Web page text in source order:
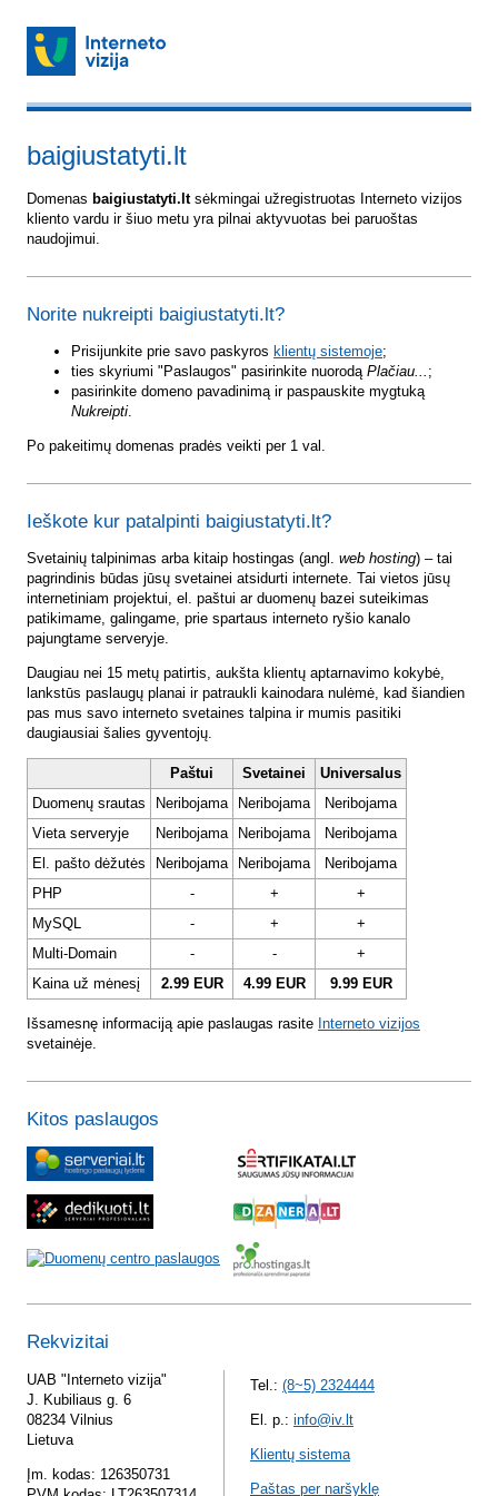
baigiustatyti.lt
Domenas baigiustatyti.ltsėkmingai užregistruotas Interneto vizijos
kliento vardu ir šiuo metu yra pilnai aktyvuotas bei paruoštas
naudojimui.
Norite nukreipti baigiustatyti.lt?
Prisijunkite prie savo paskyros klientų sistemoje;
ties skyriumi "Paslaugos" pasirinkite nuorodą Plačiau... ;
pasirinkite domeno pavadinimą ir paspauskite mygtuką
Nukreipti.
Po pakeitimų domenas pradės veikti per 1 val.
Ieškote kur patalpinti baigiustatyti.lt?
Svetainių talpinimas arba kitaip hostingas (angl. web hosting) – tai
pagrindinis būdas jūsų svetainei atsidurti internete. Tai vietos jūsų
internetiniam projektui, el. paštui ar duomenų bazei suteikimas
patikimame, galingame, prie spartaus interneto ryšio kanalo
pajungtame serveryje.
Daugiau nei 15 metų patirtis, aukšta klientų aptarnavimo kokybė,
lankstūs paslaugų planai ir patraukli kainodara nulėmė, kad šiandien
pas mus savo interneto svetaines talpina ir mumis pasitiki
daugiausiai šalies gyventojų.
Paštui Svetainei
Universalus
Duomenų srautas
Neribojama Neribojama
Neribojama
Vieta serveryje
Neribojama Neribojama
Neribojama
El. pašto dėžutės
Neribojama Neribojama
Neribojama
PHP
- +
+
MySQL
- +
+
Multi-Domain
- -
+
Kaina už mėnesį
2.99 EUR 4.99 EUR 9.99 EUR
Išsamesnę informaciją apie paslaugas rasite Interneto vizijos
svetainėje.
Kitos paslaugos
Rekvizitai
UAB "Interneto vizija"
J. Kubiliaus g. 6
08234 Vilnius
Lietuva
Įm. kodas: 126350731
Tel.: (8~5) 2324444
El. p.: info@iv.lt
Klientų sistema
Paštas per naršyklę